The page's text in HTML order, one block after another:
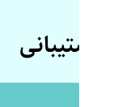
پشتیبانی